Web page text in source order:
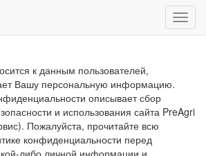
к данным пользователей,
Вашу персональную информацию.
описывает сбор
и использования сайта PreAgri
Пожалуйста, прочитайте всю
конфиденциальности перед
либо личной информации и